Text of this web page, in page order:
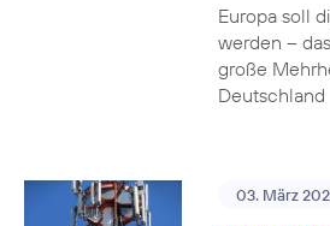
Europa soll
werden –
große
Deutschland
03. März